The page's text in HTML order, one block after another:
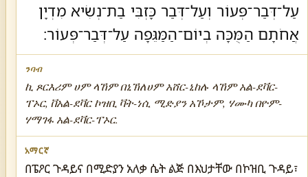
עַל־דְּבַר־פְּעוֹר וְעַל־דְּבַר כָּזְבִּי בַת־נְשִׂיא מִדְיָן
אֲחֹתָם הַמֻּכָּה בְיוֹם־הַמַּגֵּפָה עַל־דְּבַר־פְּעוֹר׃
ኪ ጾርእሪም ሀም ላኸም በኒኽለሀም አሸር-ኒከሉ ላኸም አል-ደቫር-
ፐኦር, ቨአል-ደቫር ኮዝቢ ቫት-ነሲ ሚድያን አኾታም, ሃሙካ በዮም-
ሃማገፋ አል-ደቫር-ፐኦር.
በፔዖር ጉዳይና በሚድያን አለቃ ሴት ልጅ በእህታቸው በኮዝቢ ጉዳይ፣